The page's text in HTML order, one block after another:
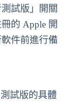
試版」開關
的 Apple 開
件前進行備
試版的具體